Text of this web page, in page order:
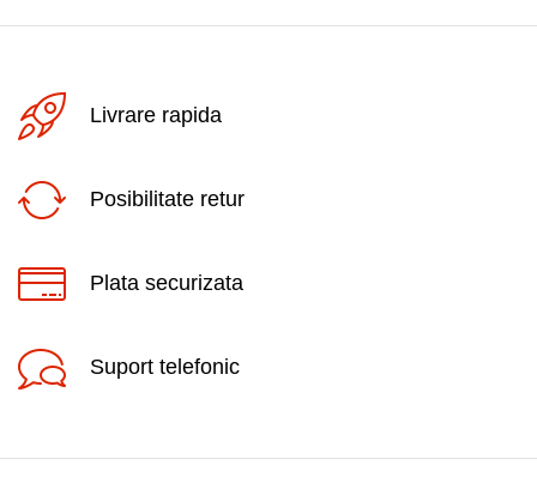
Livrare rapida
Posibilitate retur
Plata securizata
Suport telefonic